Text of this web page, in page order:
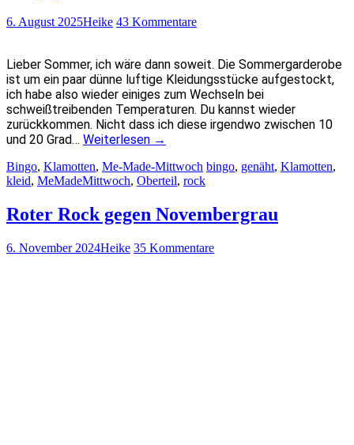
6. August 2025Heike 43 Kommentare
Lieber Sommer, ich wäre dann soweit. Die Sommergarderobe
ist um ein paar dünne luftige Kleidungsstücke aufgestockt,
ich habe also wieder einiges zum Wechseln bei
schweißtreibenden Temperaturen. Du kannst wieder
zurückkommen. Nicht dass ich diese irgendwo zwischen 10
und 20 Grad… Weiterlesen →
Bingo, Klamotten, Me-Made-Mittwoch bingo, genäht, Klamotten,
kleid, MeMadeMittwoch, Oberteil, rock
Roter Rock gegen Novembergrau
6. November 2024Heike 35 Kommentare